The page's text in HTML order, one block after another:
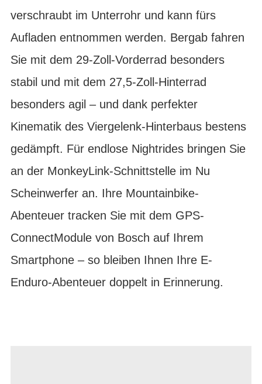
verschraubt im Unterrohr und kann fürs
Aufladen entnommen werden. Bergab fahren
Sie mit dem 29-Zoll-Vorderrad besonders
stabil und mit dem 27,5-Zoll-Hinterrad
besonders agil – und dank perfekter
Kinematik des Viergelenk-Hinterbaus bestens
gedämpft. Für endlose Nightrides bringen Sie
an der MonkeyLink-Schnittstelle im Nu
Scheinwerfer an. Ihre Mountainbike-
Abenteuer tracken Sie mit dem GPS-
ConnectModule von Bosch auf Ihrem
Smartphone – so bleiben Ihnen Ihre E-
Enduro-Abenteuer doppelt in Erinnerung.